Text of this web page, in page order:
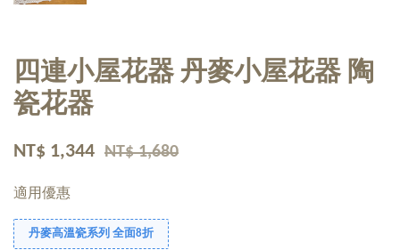
四連小屋花器 丹麥小屋花器 陶
瓷花器
NT$ 1,344 NT$ 1,680
適用優惠
丹麥高溫瓷系列 全面8折